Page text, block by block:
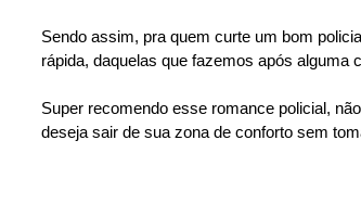
Sendo assim, pra quem curte um bom
rápida, daquelas que fazemos após alguma
Super recomendo esse romance policial,
deseja sair de sua zona de conforto sem